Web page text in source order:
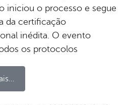
iniciou o processo e segue
da certificação
inédita. O evento
os protocolos